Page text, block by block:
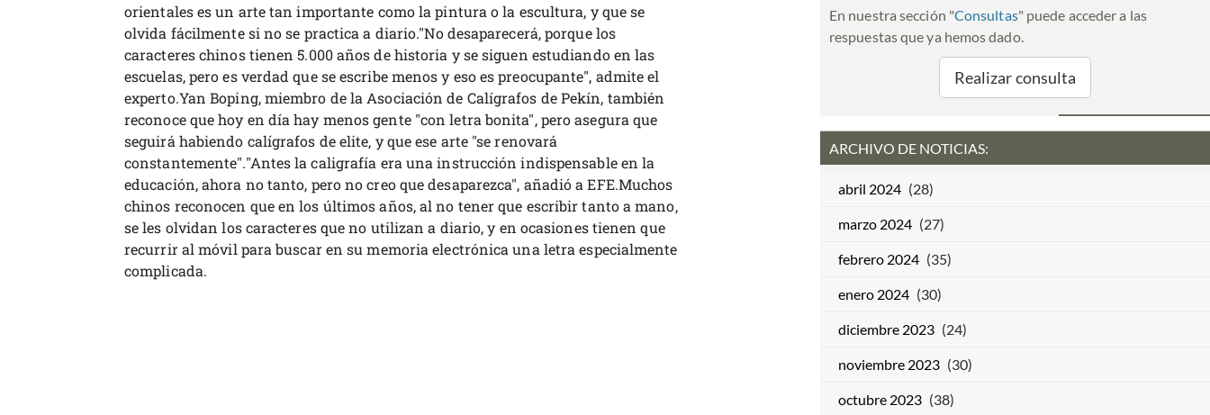
orientales es un arte tan importante como la pintura o la escultura, y que se
olvida fácilmente si no se practica a diario."No desaparecerá, porque los
caracteres chinos tienen 5.000 años de historia y se siguen estudiando en las
escuelas, pero es verdad que se escribe menos y eso es preocupante", admite el
experto.Yan Boping, miembro de la Asociación de Calígrafos de Pekín, también
reconoce que hoy en día hay menos gente "con letra bonita", pero asegura que
seguirá habiendo calígrafos de elite, y que ese arte "se renovará
constantemente"."Antes la caligrafía era una instrucción indispensable en la
educación, ahora no tanto, pero no creo que desaparezca", añadió a EFE.Muchos
chinos reconocen que en los últimos años, al no tener que escribir tanto a mano,
se les olvidan los caracteres que no utilizan a diario, y en ocasiones tienen que
recurrir al móvil para buscar en su memoria electrónica una letra especialmente
complicada.
En nuestra sección "Consultas" puede acceder a las
respuestas que ya hemos dado.
Realizar consulta
ARCHIVO DE NOTICIAS:
abril 2024 (28)
marzo 2024 (27)
febrero 2024 (35)
enero 2024 (30)
diciembre 2023 (24)
noviembre 2023 (30)
octubre 2023 (38)